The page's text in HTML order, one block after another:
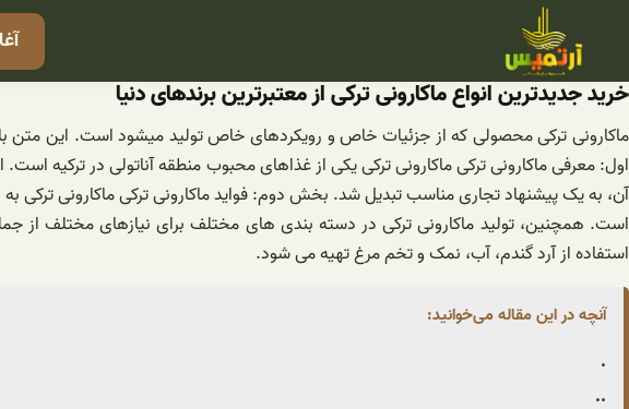
خرید جدیدترین انواع ماکارونی ترکی از معتبرترین برندهای دنیا
ماکارونی ترکی محصولی که از جزئیات خاص و رویکردهای خاص تولید میشود است. این متن
اول: معرفی ماکارونی ترکی ماکارونی ترکی یکی از غذاهای محبوب منطقه آناتولی در ترکیه
آن، به یک پیشنهاد تجاری مناسب تبدیل شد. بخش دوم: فواید ماکارونی ترکی ماکارونی ترکی
است. همچنین، تولید ماکارونی ترکی در دسته بندی های مختلف برای نیازهای مختلف از
استفاده از آرد گندم، آب، نمک و تخم مرغ تهیه می شود.
آنچه در این مقاله می‌خوانید:
.
..